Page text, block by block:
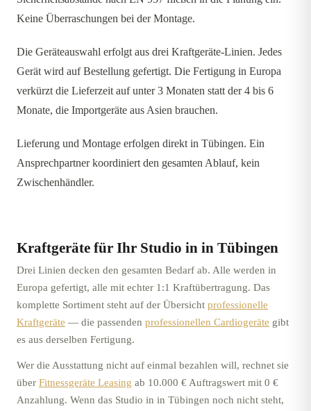
Keine Überraschungen bei der Montage.
Die Geräteauswahl erfolgt aus drei Kraftgeräte-Linien. Jedes
Gerät wird auf Bestellung gefertigt. Die Fertigung in Europa
verkürzt die Lieferzeit auf unter 3 Monaten statt der 4 bis 6
Monate, die Importgeräte aus Asien brauchen.
Lieferung und Montage erfolgen direkt in Tübingen. Ein
Ansprechpartner koordiniert den gesamten Ablauf, kein
Zwischenhändler.
Kraftgeräte für Ihr Studio in in Tübingen
Drei Linien decken den gesamten Bedarf ab. Alle werden in
Europa gefertigt, alle mit echter 1:1 Kraftübertragung. Das
komplette Sortiment steht auf der Übersicht professionelle
Kraftgeräte — die passenden professionellen Cardiogeräte gibt
es aus derselben Fertigung.
Wer die Ausstattung nicht auf einmal bezahlen will, rechnet sie
über Fitnessgeräte Leasing ab 10.000 € Auftragswert mit 0 €
Anzahlung. Wenn das Studio in in Tübingen noch nicht steht,